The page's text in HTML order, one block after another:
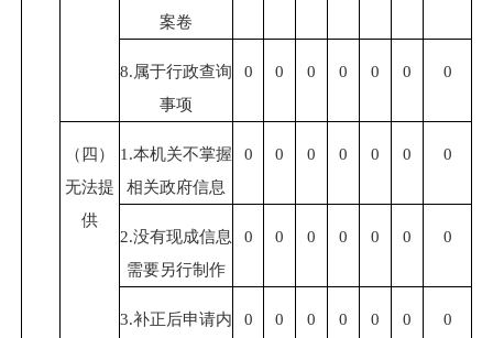
案卷
8.属于行政查询
事项
0 0 0 0 0 0 0
（四）
无法提
供
1.本机关不掌握
相关政府信息
0 0 0 0 0 0 0
2.没有现成信息
需要另行制作
0 0 0 0 0 0 0
3.补正后申请内
0 0 0 0 0 0 0